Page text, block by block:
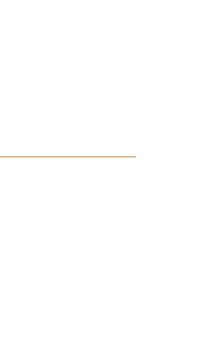
บคลุมตั้งแต่การ
การวิจัย AI ให้